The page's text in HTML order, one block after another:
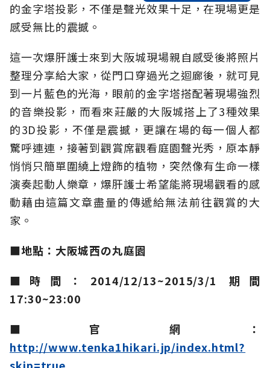
的金字塔投影，不僅是聲光效果十足，在現場更是
感受無比的震撼。
這一次爆肝護士來到大阪城現場親自感受後將照片
整理分享給大家，從門口穿過光之迴廊後，就可見
到一片藍色的光海，眼前的金字塔搭配著現場強烈
的音樂投影，而看來莊嚴的大阪城搭上了3種效果
的3D投影，不僅是震撼，更讓在場的每一個人都
驚呼連連，接著到觀賞席觀看庭園聲光秀，原本靜
悄悄只簡單圍繞上燈飾的植物，突然像有生命一樣
演奏起動人樂章，爆肝護士希望能將現場觀看的感
動藉由這篇文章盡量的傳遞給無法前往觀賞的大
家。
■地點：大阪城西の丸庭園
■時間：2014/12/13~2015/3/1 期間
17:30~23:00
■官網：
http://www.tenka1hikari.jp/index.html?